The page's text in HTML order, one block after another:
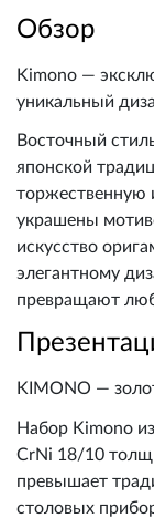
Обзор
Kimono —
уникальный
Восточный
японской
торжественную
украшены
искусство
элегантному
превращают
KIMONO —
Набор Kimono
CrNi 18/10
превышает
столовых